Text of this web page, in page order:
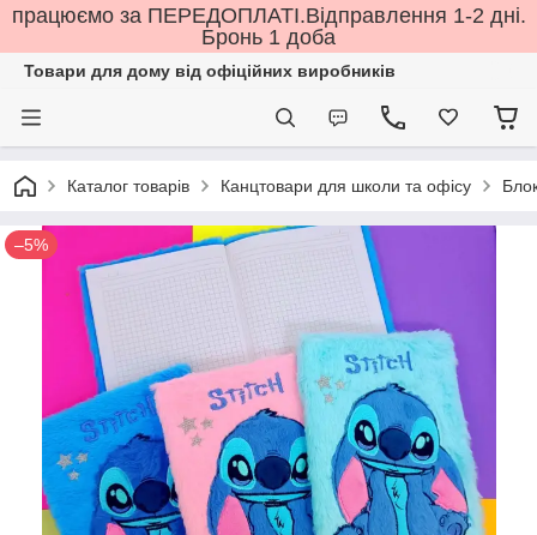
працюємо за ПЕРЕДОПЛАТІ.Відправлення 1-2 дні.
Бронь 1 доба
Товари для дому від офіційних виробників
Каталог товарів Канцтовари для школи та офісу
–5%